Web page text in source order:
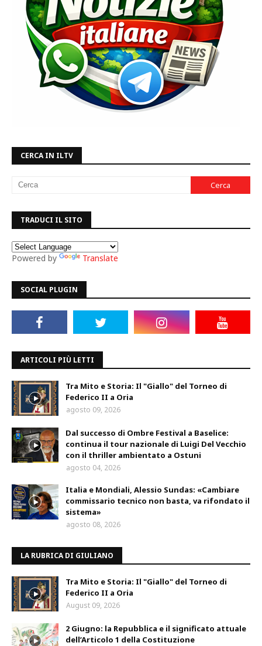
CERCA IN ILTV
TRADUCI IL SITO
Powered by Translate
SOCIAL PLUGIN
ARTICOLI PIÙ LETTI
Tra Mito e Storia: Il "Giallo" del Torneo di
Federico II a Oria
agosto 09, 2026
Dal successo di Ombre Festival a Baselice:
continua il tour nazionale di Luigi Del Vecchio
con il thriller ambientato a Ostuni
agosto 04, 2026
Italia e Mondiali, Alessio Sundas: «Cambiare
commissario tecnico non basta, va rifondato il
sistema»
agosto 08, 2026
LA RUBRICA DI GIULIANO
Tra Mito e Storia: Il "Giallo" del Torneo di
Federico II a Oria
August 09, 2026
2 Giugno: la Repubblica e il significato attuale
dell’Articolo 1 della Costituzione